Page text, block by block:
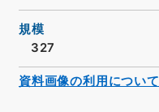
規模
327
資料画像の利用について